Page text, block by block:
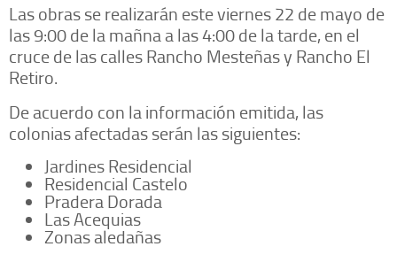
Las obras se realizarán este viernes 22 de mayo de
las 9:00 de la mañna a las 4:00 de la tarde, en el
cruce de las calles Rancho Mesteñas y Rancho El
Retiro.
De acuerdo con la información emitida, las
colonias afectadas serán las siguientes:
Jardines Residencial
Residencial Castelo
Pradera Dorada
Las Acequias
Zonas aledañas